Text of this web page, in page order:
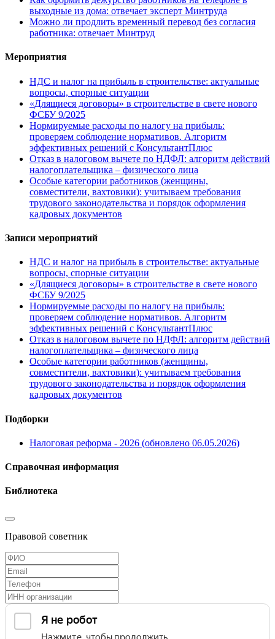
выходные из дома: отвечает эксперт Минтруда
Можно ли продлить временный перевод без согласия
работника: отвечает Минтруд
Мероприятия
НДС и налог на прибыль в строительстве: актуальные
вопросы, спорные ситуации
«Длящиеся договоры» в строительстве в свете нового
ФСБУ 9/2025
Нормируемые расходы по налогу на прибыль:
проверяем соблюдение нормативов. Алгоритм
эффективных решений с КонсультантПлюс
Отказ в налоговом вычете по НДФЛ: алгоритм действий
налогоплательщика – физического лица
Особые категории работников (женщины,
совместители, вахтовики): учитываем требования
трудового законодательства и порядок оформления
кадровых документов
Записи мероприятий
НДС и налог на прибыль в строительстве: актуальные
вопросы, спорные ситуации
«Длящиеся договоры» в строительстве в свете нового
ФСБУ 9/2025
Нормируемые расходы по налогу на прибыль:
проверяем соблюдение нормативов. Алгоритм
эффективных решений с КонсультантПлюс
Отказ в налоговом вычете по НДФЛ: алгоритм действий
налогоплательщика – физического лица
Особые категории работников (женщины,
совместители, вахтовики): учитываем требования
трудового законодательства и порядок оформления
кадровых документов
Подборки
Налоговая реформа - 2026 (обновлено 06.05.2026)
Справочная информация
Библиотека
Правовой советник